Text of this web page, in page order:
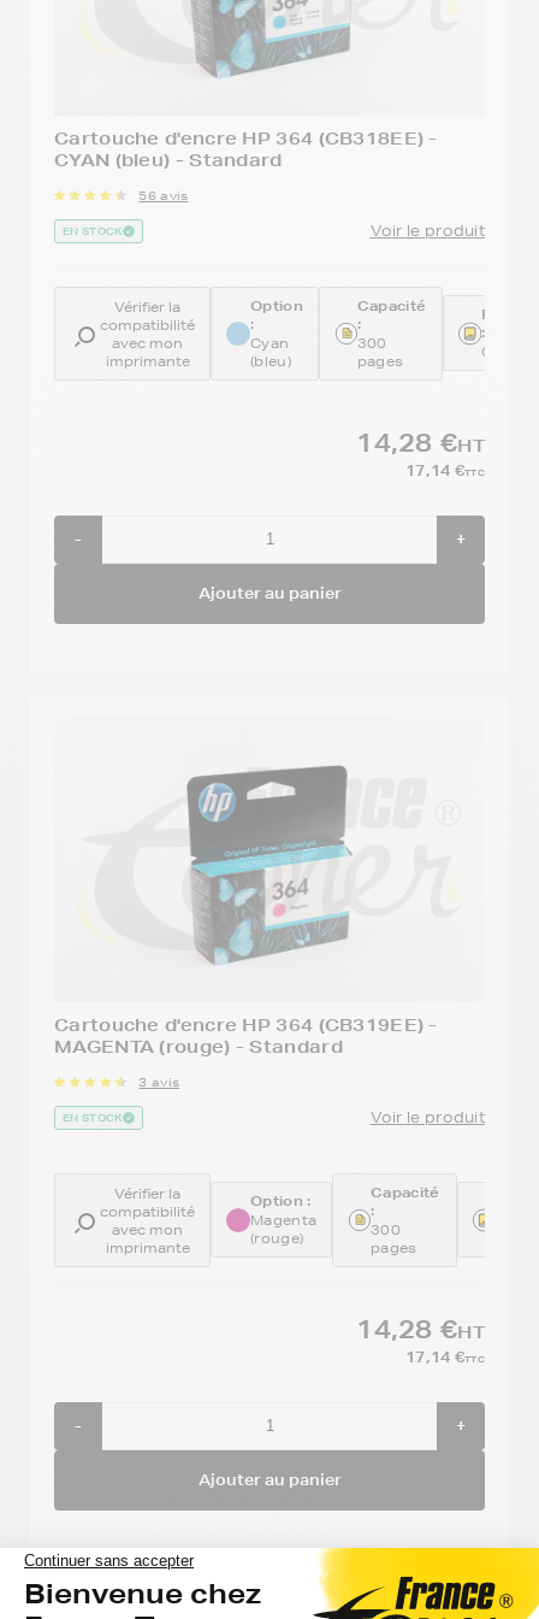
Cartouche d'encre HP 364 (CB318EE) -
CYAN (bleu) - Standard
56 avis
EN STOCK Voir le produit
Vérifier la
compatibilité
avec mon
imprimante
Option
:
Cyan
(bleu)
Capacité
:
300
pages
:
14,28 €HT
17,14 €TTC
- +
Ajouter au panier
Cartouche d'encre HP 364 (CB319EE) -
MAGENTA (rouge) - Standard
3 avis
EN STOCK Voir le produit
Vérifier la
compatibilité
avec mon
imprimante
Option :
Magenta
(rouge)
Capacité
:
300
pages
14,28 €HT
17,14 €TTC
- +
Ajouter au panier